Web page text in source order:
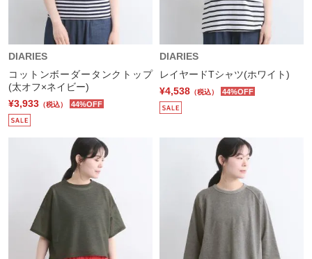
DIARIES
コットンボーダータンクトップ
(太オフ×ネイビー)
¥3,933 （税込） 44%OFF
DIARIES
レイヤードTシャツ(ホワイト)
¥4,538 （税込） 44%OFF